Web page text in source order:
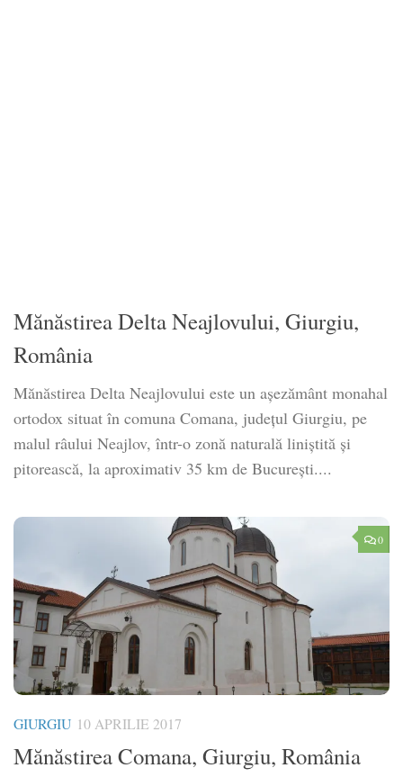
Mănăstirea Delta Neajlovului, Giurgiu,
România
Mănăstirea Delta Neajlovului este un așezământ monahal
ortodox situat în comuna Comana, județul Giurgiu, pe
malul râului Neajlov, într-o zonă naturală liniștită și
pitorească, la aproximativ 35 km de București....
0
GIURGIU 10 APRILIE 2017
Mănăstirea Comana, Giurgiu, România